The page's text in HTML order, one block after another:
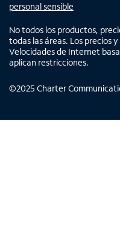
personal sensible
No todos los productos,
todas las áreas. Los precios
Velocidades de Internet
aplican restricciones.
©2025 Charter